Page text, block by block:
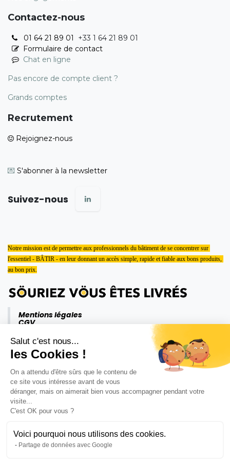
Salut c'est nous...
les Cookies !
On a attendu d'être sûrs que le contenu de
ce site vous intéresse avant de vous
déranger, mais on aimerait bien vous accompagner pendant votre
visite...
C'est OK pour vous ?
Voici pourquoi nous utilisons des cookies.
Partage de données avec Google
Contactez-nous
01 64 21 89 01 +33 1 64 21 89 01
Formulaire de contact
Chat en ligne
Pas encore de compte client ?
Grands comptes
Recrutement
Rejoignez-nous
💌 S'abonner à la newsletter
Suivez-nous
Notre mission est de permettre aux professionnels du bâtiment de se concentrer sur
l'essentiel - BÂTIR - en leur donnant un accès simple, rapide et fiable aux bons produits,
au bon prix.
Mentions légales
CGV